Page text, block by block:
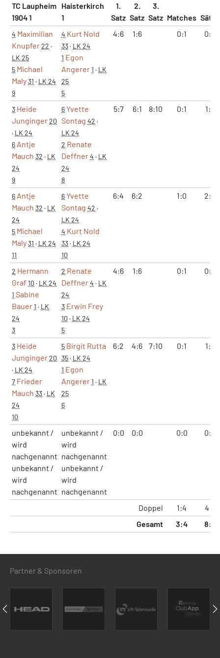
TC Laupheim
1904 1
Haisterkirch
1
1.
Satz
2.
Satz
3.
Satz Matches Sätze
4 Maximilian
Knupfer22 ·
LK 25
5 Michael
Maly31 · LK 24
9
4 Kurt Nold
33· LK 24
1 Egon
Angerer1 · LK
25
5
4:6 1:6 0:1 0:2
3 Heide
Junginger20
· LK 24
6 Antje
Mauch 32 · LK
24
9
6Yvette
Sontag 42 ·
LK 24
2 Renate
Deffner4 · LK
24
8
5:7 6:1 8:10 0:1 1:2
6 Antje
Mauch 32 · LK
24
5 Michael
Maly31 · LK 24
11
6Yvette
Sontag 42 ·
LK 24
4 Kurt Nold
33· LK 24
10
6:4 6:2 1:0 2:0
2 Hermann
Graf 10 · LK 24
1 Sabine
Bauer1 · LK
24
3
2 Renate
Deffner4 · LK
24
3 Erwin Frey
10 · LK 24
5
4:6 1:6 0:1 0:2
3 Heide
Junginger20
· LK 24
7 Frieder
Mauch 33· LK
24
10
5 Birgit Rutta
35· LK 24
1 Egon
Angerer1 · LK
25
6
6:2 4:6 7:10 0:1 1:2
unbekannt /
wird
nachgenannt
unbekannt /
wird
nachgenannt
unbekannt /
wird
nachgenannt
unbekannt /
wird
nachgenannt
0:0 0:0 0:0 0:0
Doppel 1:4
4:8
Gesamt
3:4 8:9
Partner & Sponsoren